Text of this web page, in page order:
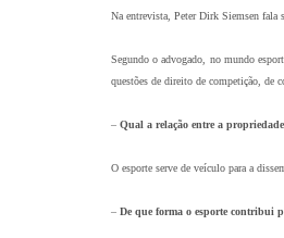
Na entrevista, Peter Dirk Siemsen fala
Segundo o advogado, no mundo
questões de direito de competição, de
– Qual a relação entre a
O esporte serve de veículo para a
– De que forma o esporte contribui